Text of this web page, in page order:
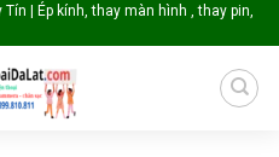
| Ép kính, thay màn hình , thay pin,